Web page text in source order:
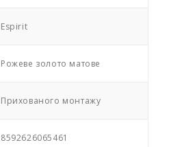
Espirit
Pожеве золото матове
Прихованого монтажу
8592626065461